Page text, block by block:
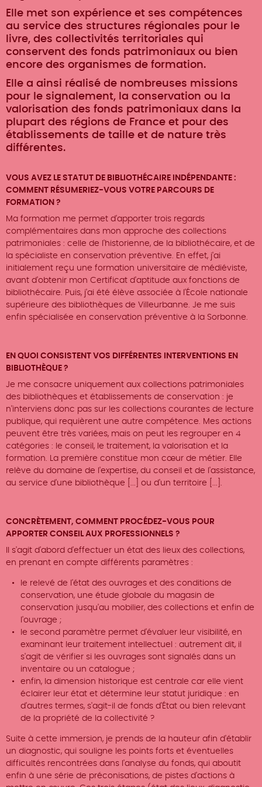
Elle met son expérience et ses compétences
au service des structures régionales pour le
livre, des collectivités territoriales qui
conservent des fonds patrimoniaux ou bien
encore des organismes de formation.
Elle a ainsi réalisé de nombreuses missions
pour le signalement, la conservation ou la
valorisation des fonds patrimoniaux dans la
plupart des régions de France et pour des
établissements de taille et de nature très
différentes.
VOUS AVEZ LE STATUT DE BIBLIOTHÉCAIRE INDÉPENDANTE :
COMMENT RÉSUMERIEZ-VOUS VOTRE PARCOURS DE
FORMATION ?
Ma formation me permet d'apporter trois regards
complémentaires dans mon approche des collections
patrimoniales : celle de l'historienne, de la bibliothécaire, et de
la spécialiste en conservation préventive. En effet, j'ai
initialement reçu une formation universitaire de médiéviste,
avant d'obtenir mon Certificat d'aptitude aux fonctions de
bibliothécaire. Puis, j'ai été élève associée à l'École nationale
supérieure des bibliothèques de Villeurbanne. Je me suis
enfin spécialisée en conservation préventive à la Sorbonne.
EN QUOI CONSISTENT VOS DIFFÉRENTES INTERVENTIONS EN
BIBLIOTHÈQUE ?
Je me consacre uniquement aux collections patrimoniales
des bibliothèques et établissements de conservation : je
n'interviens donc pas sur les collections courantes de lecture
publique, qui requièrent une autre compétence. Mes actions
peuvent être très variées, mais on peut les regrouper en 4
catégories : le conseil, le traitement, la valorisation et la
formation. La première constitue mon cœur de métier. Elle
relève du domaine de l'expertise, du conseil et de l'assistance,
au service d'une bibliothèque [...] ou d'un territoire [...].
CONCRÈTEMENT, COMMENT PROCÉDEZ-VOUS POUR
APPORTER CONSEIL AUX PROFESSIONNELS ?
Il s'agit d'abord d'effectuer un état des lieux des collections,
en prenant en compte différents paramètres :
le relevé de l'état des ouvrages et des conditions de
conservation, une étude globale du magasin de
conservation jusqu'au mobilier, des collections et enfin de
l'ouvrage ;
le second paramètre permet d'évaluer leur visibilité, en
examinant leur traitement intellectuel : autrement dit, il
s'agit de vérifier si les ouvrages sont signalés dans un
inventaire ou un catalogue ;
enfin, la dimension historique est centrale car elle vient
éclairer leur état et détermine leur statut juridique : en
d'autres termes, s'agit-il de fonds d'État ou bien relevant
de la propriété de la collectivité ?
Suite à cette immersion, je prends de la hauteur afin d'établir
un diagnostic, qui souligne les points forts et éventuelles
difficultés rencontrées dans l'analyse du fonds, qui aboutit
enfin à une série de préconisations, de pistes d'actions à